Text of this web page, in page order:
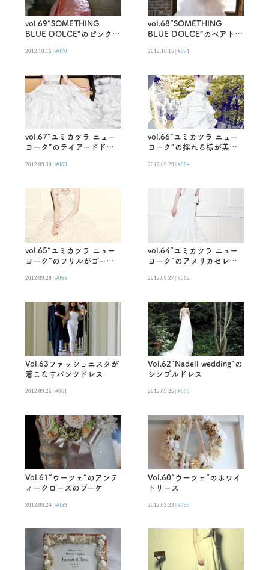
vol.69”SOMETHING
BLUE DOLCE”のピンクド
2012.10.16 | #070
vol.68”SOMETHING
BLUE DOLCE”のベアトッ
2012.10.15 | #071
vol.67“ユミカツラ ニュー
ヨーク”のテイアードドレ
2012.09.30 | #063
vol.66“ユミカツラ ニュー
ヨーク”の揺れる様が美し
2012.09.29 | #064
vol.65“ユミカツラ ニュー
ヨーク”のフリルがゴージ
2012.09.28 | #065
vol.64“ユミカツラ ニュー
ヨーク”のアメリカセレブ
ドレス
2012.09.27 | #062
Vol.63ファッショニスタが
着こなすパンツドレス
2012.09.26 | #061
Vol.62”Nadell wedding”の
シンプルドレス
2012.09.25 | #060
Vol.61”ウーツェ”のアンテ
ィークローズのブーケ
2012.09.24 | #059
Vol.60”ウーツェ”のホワイ
トリース
2012.09.23 | #053